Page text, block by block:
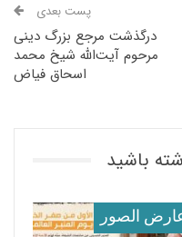
پست بعدی
درگذشت مرجع بزرگ دینی
مرحوم آیت‌الله شیخ محمد
اسحاق فیاض
باشید
الصور